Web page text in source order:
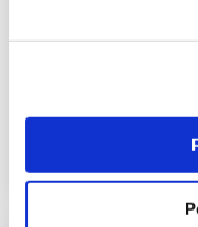
2024